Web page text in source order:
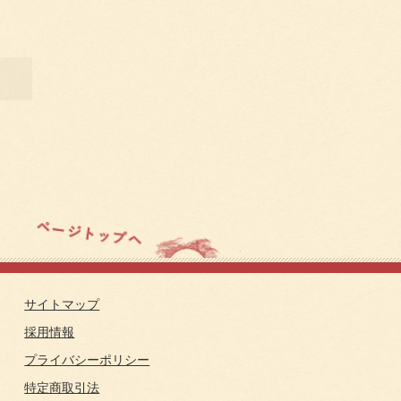
サイトマップ
採用情報
プライバシーポリシー
特定商取引法